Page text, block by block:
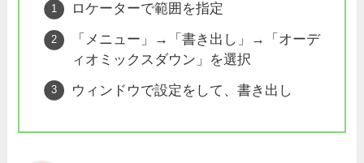
ロケーターで範囲を指定
「メニュー」→「書き出し」→「オーデ
ィオミックスダウン」を選択
ウィンドウで設定をして、書き出し